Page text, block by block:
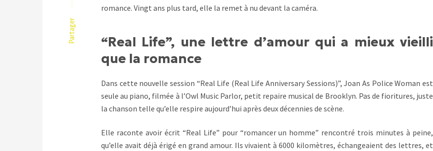
Partager
romance. Vingt ans plus tard, elle la remet à nu devant la caméra.
“Real Life”, une lettre d’amour qui a mieux vieilli
que la romance
Dans cette nouvelle session “Real Life (Real Life Anniversary Sessions)”, Joan As Police Woman est
seule au piano, filmée à l’Owl Music Parlor, petit repaire musical de Brooklyn. Pas de fioritures, juste
la chanson telle qu’elle respire aujourd’hui après deux décennies de scène.
Elle raconte avoir écrit “Real Life” pour “romancer un homme” rencontré trois minutes à peine,
qu’elle avait déjà érigé en grand amour. Ils vivaient à 6000 kilomètres, échangeaient des lettres, et